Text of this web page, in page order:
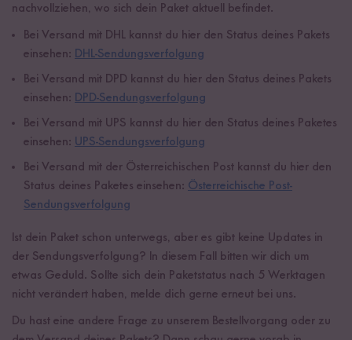
nachvollziehen, wo sich dein Paket aktuell befindet.
Bei Versand mit DHL kannst du hier den Status deines Pakets
einsehen: DHL-Sendungsverfolgung
Bei Versand mit DPD kannst du hier den Status deines Pakets
einsehen: DPD-Sendungsverfolgung
Bei Versand mit UPS kannst du hier den Status deines Paketes
einsehen: UPS-Sendungsverfolgung
Bei Versand mit der Österreichischen Post kannst du hier den
Status deines Paketes einsehen: Österreichische Post-
Sendungsverfolgung
Ist dein Paket schon unterwegs, aber es gibt keine Updates in
der Sendungsverfolgung? In diesem Fall bitten wir dich um
etwas Geduld. Sollte sich dein Paketstatus nach 5 Werktagen
nicht verändert haben, melde dich gerne erneut bei uns.
Du hast eine andere Frage zu unserem Bestellvorgang oder zu